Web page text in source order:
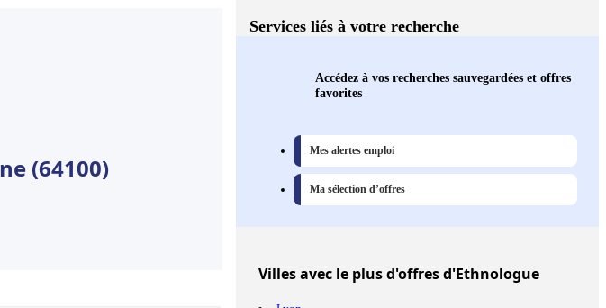
(64100)
Services liés à votre recherche
Accédez à vos recherches sauvegardées et offres
favorites
Mes alertes emploi
Ma sélection d’offres
Villesavec le plus d'offres d'Ethnologue